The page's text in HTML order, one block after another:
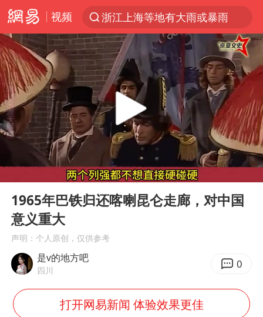
视频
浙江上海等地有大雨或暴雨
光影经济撬动暑期消费新蓝海
西湖突现狂风暴雨 游客瞬间被浇透
隔20米开高仿奶茶店被判赔35万元
新疆景区自驾服务费改为按车收费
多家A股公司收到美国关税退款
“不怕六爷挂得多 就怕六爷挂一颗”
直击东北超：哈尔滨vs通辽
白海豚将正面袭击贯穿浙江
36岁男演员成景区NPC后人气爆棚
几元成本的AI广告导致千万市值蒸发
浙江台州《告全体市民书》
Play
00:00 06:02
1965年巴铁归还喀喇昆仑走廊，对中国
意义重大
声明：个人原创，仅供参考
是v的地方吧
四川 0
打开网易新闻 体验效果更佳